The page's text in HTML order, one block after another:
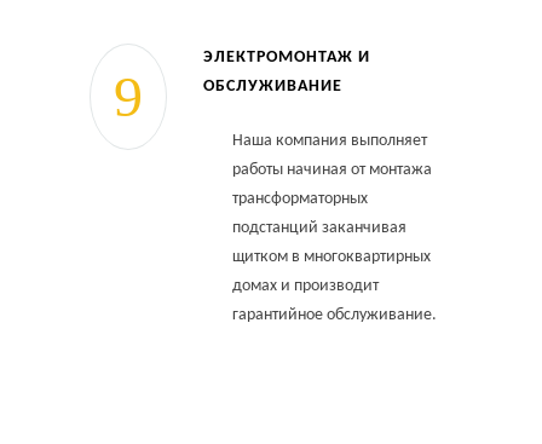
ЭЛЕКТРОМОНТАЖ И
ОБСЛУЖИВАНИЕ
Наша компания выполняет
работы начиная от монтажа
трансформаторных
подстанций заканчивая
щитком в многоквартирных
домах и производит
гарантийное обслуживание.